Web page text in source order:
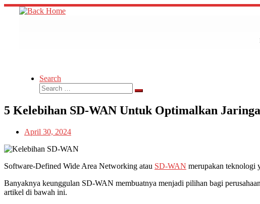
Skip
Search
Search
Search
5 Kelebihan SD-WAN Untuk Optimalkan
April 30, 2024
Software-Defined Wide Area Networking atau SD-WAN merupakan teknologi
Banyaknya keunggulan SD-WAN membuatnya menjadi pilihan bagi
artikel di bawah ini.